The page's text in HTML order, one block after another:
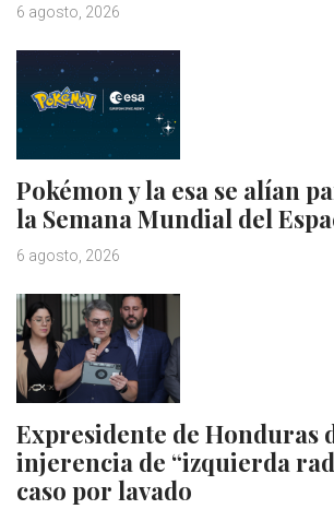
6 agosto, 2026
Pokémon y la esa se alían
la Semana Mundial del
6 agosto, 2026
Expresidente de Honduras
injerencia de “izquierda
caso por lavado